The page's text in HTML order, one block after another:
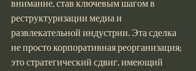
внимание, став ключевым шагом в
реструктуризации медиа и
развлекательной индустрии. Эта сделка
не просто корпоративная реорганизация;
это стратегический сдвиг, имеющий